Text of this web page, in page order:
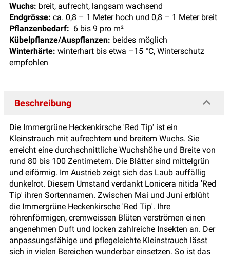
Wuchs: breit, aufrecht, langsam wachsend
Endgrösse: ca. 0,8 – 1 Meter hoch und 0,8 – 1 Meter breit
Pflanzenbedarf: 6 bis 9 pro m²
Kübelpflanze/Auspflanzen: beides möglich
Winterhärte: winterhart bis etwa –15 °C, Winterschutz
empfohlen
Beschreibung
Die Immergrüne Heckenkirsche 'Red Tip' ist ein
Kleinstrauch mit aufrechtem und breitem Wuchs. Sie
erreicht eine durchschnittliche Wuchshöhe und Breite von
rund 80 bis 100 Zentimetern. Die Blätter sind mittelgrün
und eiförmig. Im Austrieb zeigt sich das Laub auffällig
dunkelrot. Diesem Umstand verdankt Lonicera nitida 'Red
Tip' ihren Sortennamen. Zwischen Mai und Juni erblüht
die Immergrüne Heckenkirsche 'Red Tip'. Ihre
röhrenförmigen, cremweissen Blüten verströmen einen
angenehmen Duft und locken zahlreiche Insekten an. Der
anpassungsfähige und pflegeleichte Kleinstrauch lässt
sich in vielen Bereichen wunderbar einsetzen. So ist das